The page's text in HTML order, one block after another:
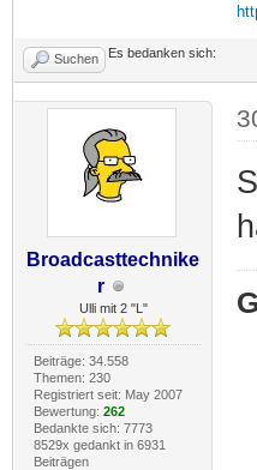
Suchen Es bedanken sich:
Broadcasttechnike
r
Ulli mit 2 "L"
Beiträge: 34.558
Themen: 230
Registriert seit: May 2007
Bewertung: 262
Bedankte sich: 7773
8529x gedankt in 6931
Beiträgen